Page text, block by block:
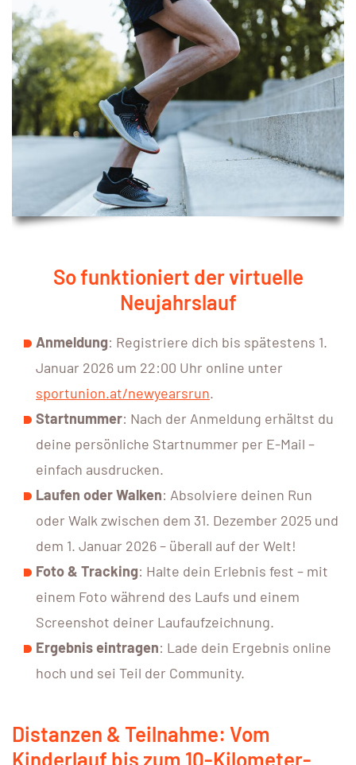
So funktioniert der virtuelle
Neujahrslauf
Anmeldung: Registriere dich bis spätestens 1.
Januar 2026 um 22:00 Uhr online unter
sportunion.at/newyearsrun.
Startnummer: Nach der Anmeldung erhältst du
deine persönliche Startnummer per E-Mail –
einfach ausdrucken.
Laufen oder Walken: Absolviere deinen Run
oder Walk zwischen dem 31. Dezember 2025 und
dem 1. Januar 2026 – überall auf der Welt!
Foto & Tracking: Halte dein Erlebnis fest – mit
einem Foto während des Laufs und einem
Screenshot deiner Laufaufzeichnung.
Ergebnis eintragen: Lade dein Ergebnis online
hoch und sei Teil der Community.
Distanzen & Teilnahme: Vom
Kinderlauf bis zum 10-Kilometer-